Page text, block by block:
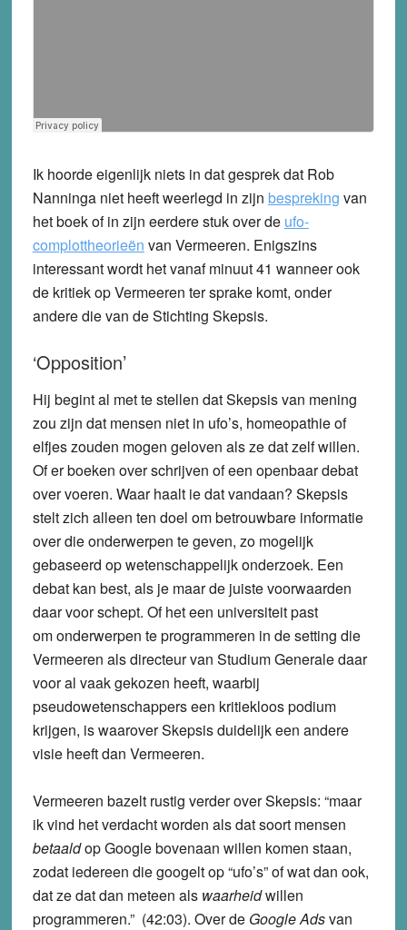
Ik hoorde eigenlijk niets in dat gesprek dat Rob
Nanninga niet heeft weerlegd in zijn bespreking van
het boek of in zijn eerdere stuk over de ufo-
complottheorieën van Vermeeren. Enigszins
interessant wordt het vanaf minuut 41 wanneer ook
de kritiek op Vermeeren ter sprake komt, onder
andere die van de Stichting Skepsis.
‘Opposition’
Hij begint al met te stellen dat Skepsis van mening
zou zijn dat mensen niet in ufo’s, homeopathie of
elfjes zouden mogen geloven als ze dat zelf willen.
Of er boeken over schrijven of een openbaar debat
over voeren. Waar haalt ie dat vandaan? Skepsis
stelt zich alleen ten doel om betrouwbare informatie
over die onderwerpen te geven, zo mogelijk
gebaseerd op wetenschappelijk onderzoek. Een
debat kan best, als je maar de juiste voorwaarden
daar voor schept. Of het een universiteit past
om onderwerpen te programmeren in de setting die
Vermeeren als directeur van Studium Generale daar
voor al vaak gekozen heeft, waarbij
pseudowetenschappers een kritiekloos podium
krijgen, is waarover Skepsis duidelijk een andere
visie heeft dan Vermeeren.
Vermeeren bazelt rustig verder over Skepsis: “maar
ik vind het verdacht worden als dat soort mensen
betaaldop Google bovenaan willen komen staan,
zodat iedereen die googelt op “ufo’s” of wat dan ook,
dat ze dat dan meteen als waarheidwillen
programmeren.” (42:03). Over de Google Adsvan